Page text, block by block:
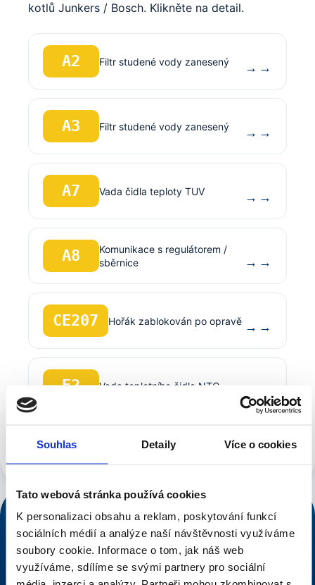
Souhlas Detaily Více o cookies
Tato webová stránka používá cookies
K personalizaci obsahu a reklam, poskytování funkcí
sociálních médií a analýze naší návštěvnosti využíváme
soubory cookie. Informace o tom, jak náš web
využíváme, sdílíme se svými partnery pro sociální
kotlů Junkers / Bosch. Klikněte na detail.
A2 Filtr studené vody zanesený →
A3 Filtr studené vody zanesený →
A7 Vada čidla teploty TUV →
A8
Komunikace s regulátorem /
sběrnice
→
CE207 Hořák zablokován po opravě →
E2 Vada teplotního čidla NTC
Zobrazit všech 51 kódů Junkers / Bosch →
NONSTOP DISPEČINK
776 546 633
Voláte řemeslníkovi, ne call centru.